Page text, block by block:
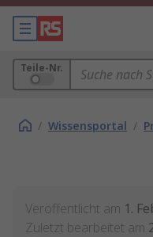
Teile-Nr.
/ Wissensportal /
Veröffentlicht am 1.
Zuletzt bearbeitet am